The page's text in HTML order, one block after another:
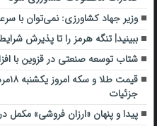
وزیر جهاد کشاورزی: نمی‌توان با
ببینید| تنگه هرمز را تا پذیرش
شتاب توسعه صنعتی در قزوین با
قیمت
جزئیات
پیدا و پنهان «ارزان فروشی» مکمل